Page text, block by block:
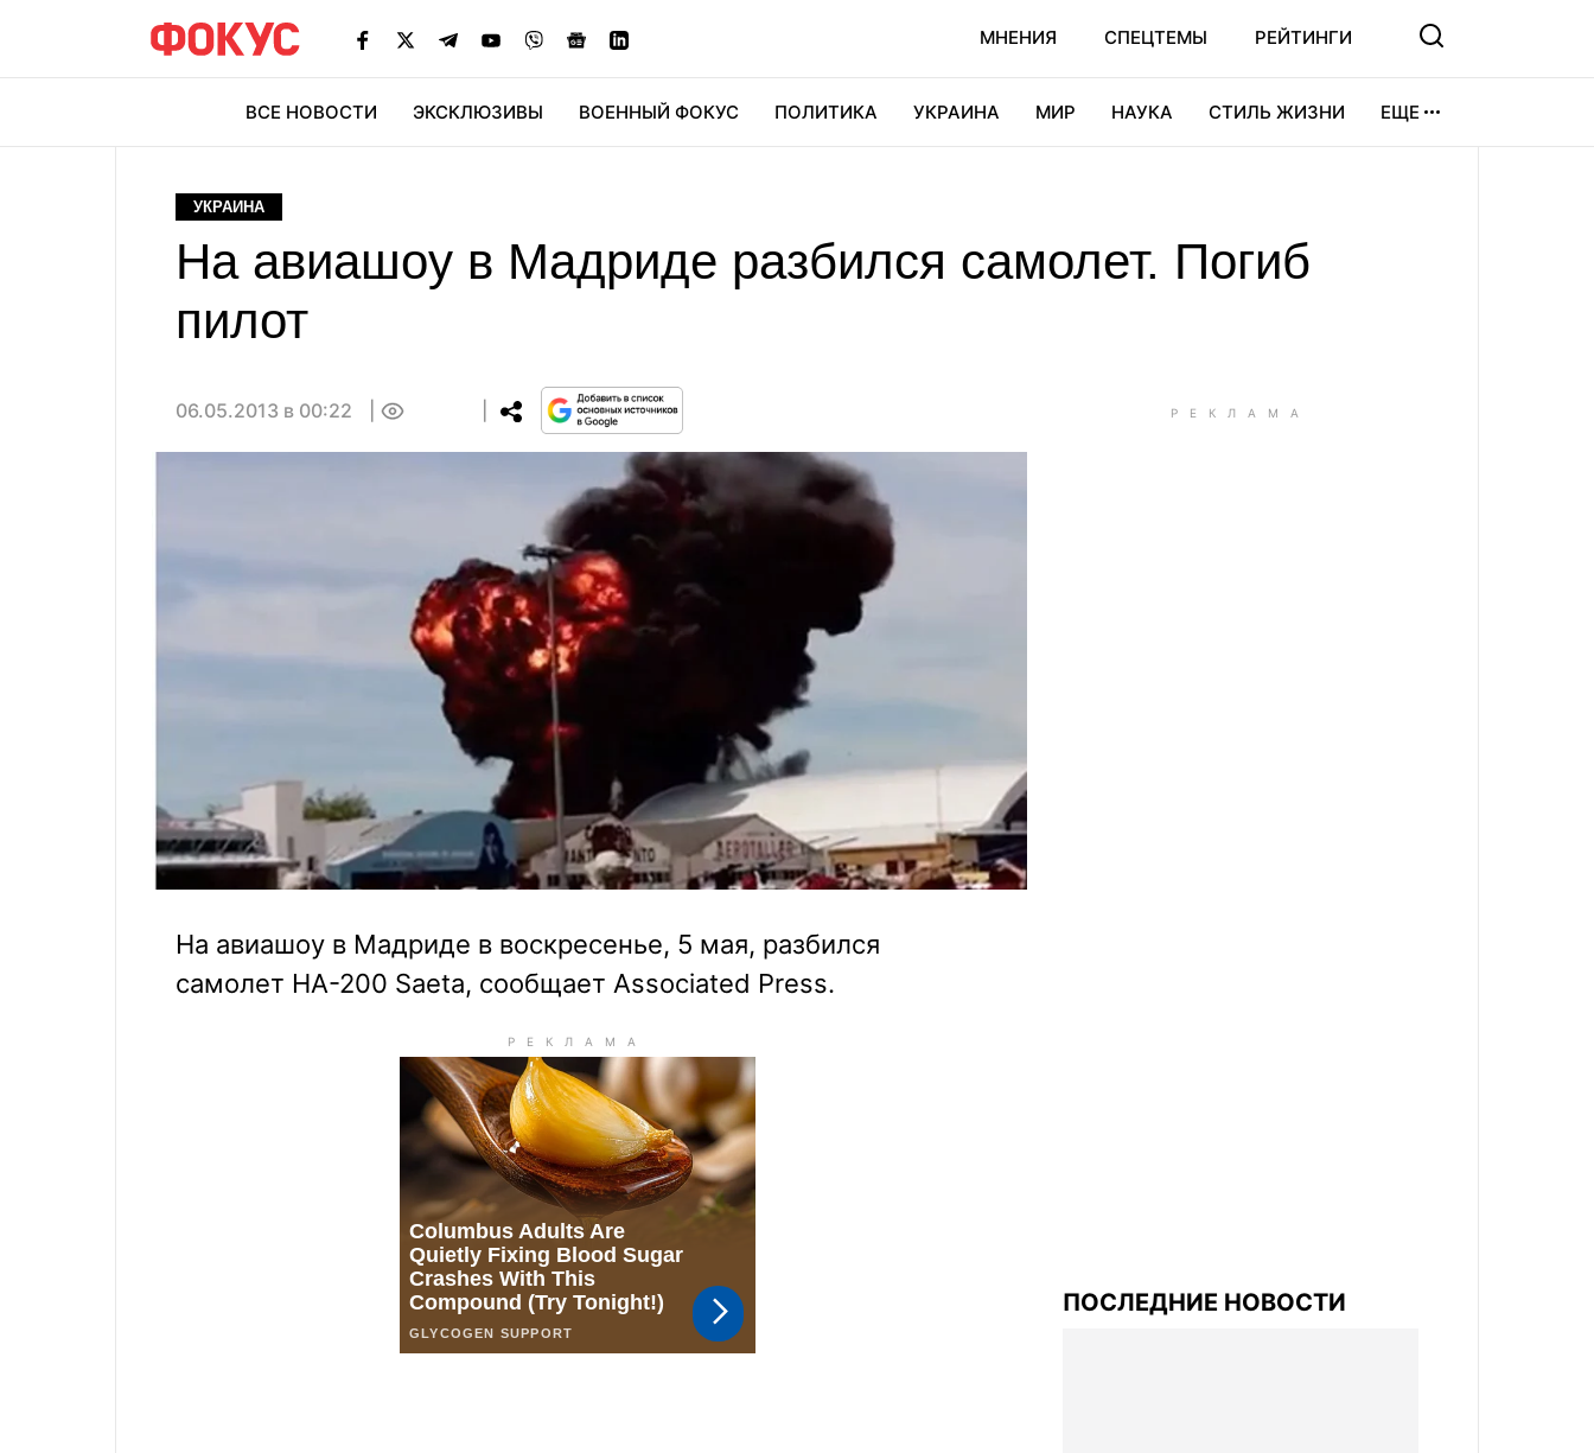
МНЕНИЯ СПЕЦТЕМЫ РЕЙТИНГИ
ВСЕ НОВОСТИ ЭКСКЛЮЗИВЫ ВОЕННЫЙ ФОКУС ПОЛИТИКА УКРАИНА МИР НАУКА СТИЛЬ ЖИЗНИ ЕЩЕ
УКРАИНА
На авиашоу в Мадриде разбился самолет. Погиб
пилот
06.05.2013 в 00:22
На авиашоу в Мадриде в воскресенье, 5 мая, разбился
самолет HA-200 Saeta, сообщает Associated Press.
ПОСЛЕДНИЕ НОВОСТИ